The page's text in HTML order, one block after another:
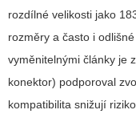
rozdílné velikosti jako
rozměry a často i
vyměnitelnými články je
konektor) podporoval
kompatibilita snižují